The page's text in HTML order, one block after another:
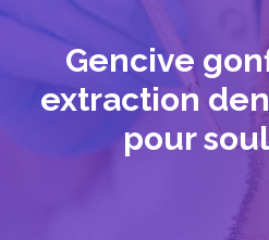
Gencive
extraction
pour